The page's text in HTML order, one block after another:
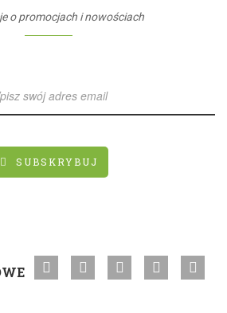
o promocjach i nowościach
SUBSKRYBUJ